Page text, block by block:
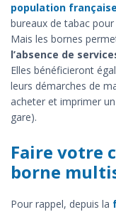
population française
bureaux de tabac
Mais les bornes
l’absence de
Elles bénéficieront
leurs démarches de
acheter et imprimer
gare).
Faire votre
borne
Pour rappel, depuis la